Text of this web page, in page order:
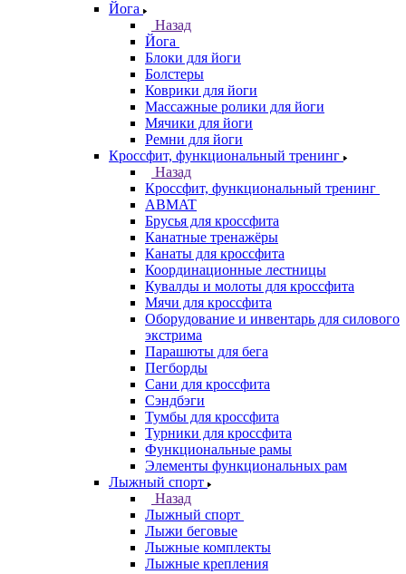
Йога
Назад
Йога
Блоки для йоги
Болстеры
Коврики для йоги
Массажные ролики для йоги
Мячики для йоги
Ремни для йоги
Кроссфит, функциональный тренинг
Назад
Кроссфит, функциональный тренинг
ABMAT
Брусья для кроссфита
Канатные тренажёры
Канаты для кроссфита
Координационные лестницы
Кувалды и молоты для кроссфита
Мячи для кроссфита
Оборудование и инвентарь для силового
экстрима
Парашюты для бега
Пегборды
Сани для кроссфита
Сэндбэги
Тумбы для кроссфита
Турники для кроссфита
Функциональные рамы
Элементы функциональных рам
Лыжный спорт
Назад
Лыжный спорт
Лыжи беговые
Лыжные комплекты
Лыжные крепления